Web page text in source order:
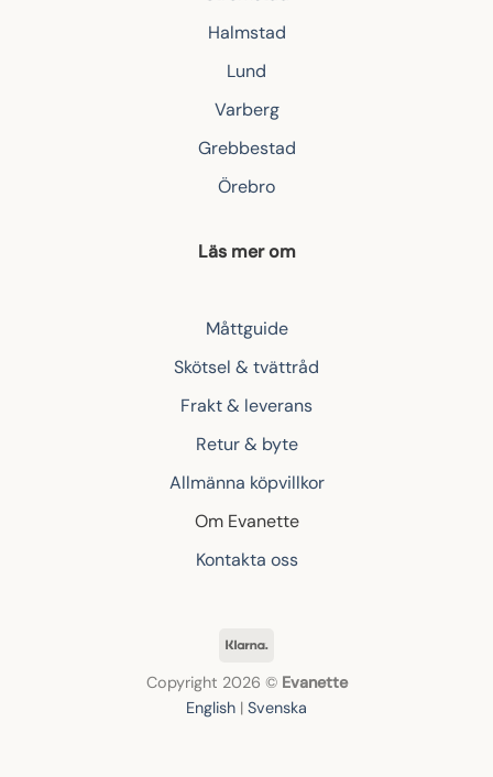
Halmstad
Lund
Varberg
Grebbestad
Örebro
Läs mer om
Måttguide
Skötsel & tvättråd
Frakt & leverans
Retur & byte
Allmänna köpvillkor
Om Evanette
Kontakta oss
Klarna
Copyright 2026 © Evanette
English | Svenska